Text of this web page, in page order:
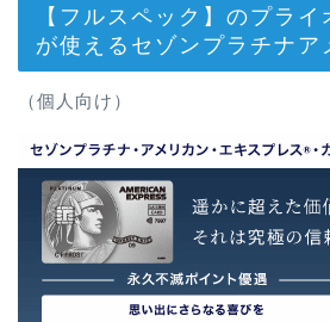
【フルスペック】のプラ
が使えるセゾンプラチナア
（個人向け）